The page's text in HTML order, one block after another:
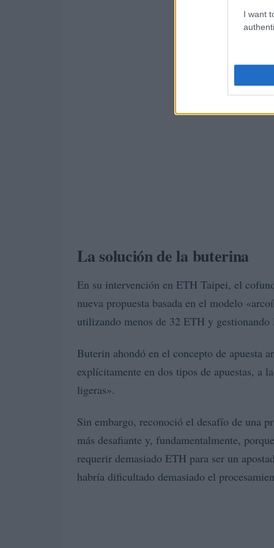
I want
La solución de la buterina
En su intervención en ETH Taipei, el
nueva propuesta basada en el modelo
utilizando menos de 32 ETH y
Buterin ahondó en el concepto de apuesta
explícitamente en dos tipos de apuestas, a
ligeras».
Sin embargo, reconoció el desafío de una
más desafiante y, fundamentalmente,
requerir demasiado ETH para ser un
habría dificultado demasiado el